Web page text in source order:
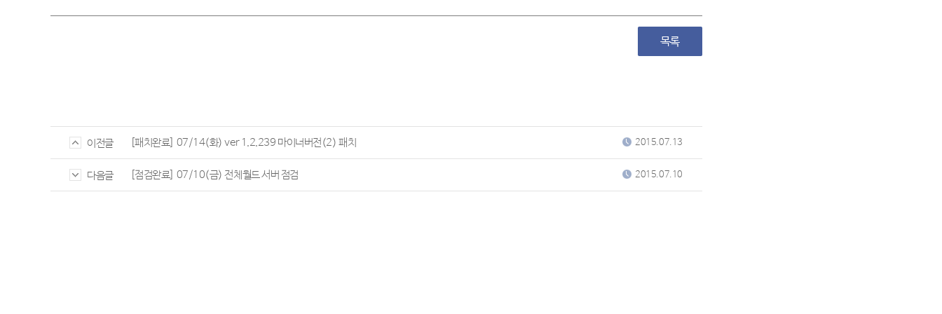
이전글 [패치완료] 07/14(화) ver 1.2.239 마이너버전(2) 패치 2015.07.13
다음글 [점검완료] 07/10(금) 전체월드 서버 점검 2015.07.10